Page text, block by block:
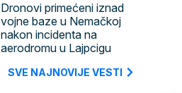
Dronovi primećeni iznad
vojne baze u Nemačkoj
nakon incidenta na
aerodromu u Lajpcigu
SVE NAJNOVIJE VESTI